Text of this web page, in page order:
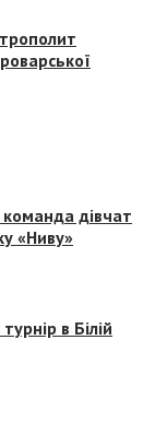
дівчат
«Ниву»
в Білій